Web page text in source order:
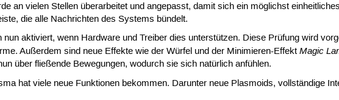
an vielen Stellen überarbeitet und angepasst, damit sich ein möglichst
die alle Nachrichten des Systems bündelt.
aktiviert, wenn Hardware und Treiber dies unterstützen. Diese Prüfung wird
Außerdem sind neue Effekte wie der Würfel und der Minimieren-EffektMagic
über fließende Bewegungen, wodurch sie sich natürlich anfühlen.
hat viele neue Funktionen bekommen. Darunter neue Plasmoids, vollständige